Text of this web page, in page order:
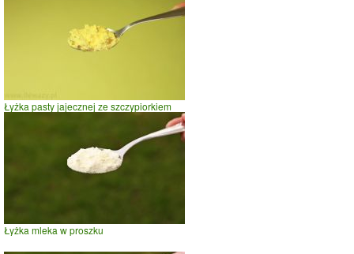
Łyżka pasty jajecznej ze szczypiorkiem
Łyżka mleka w proszku